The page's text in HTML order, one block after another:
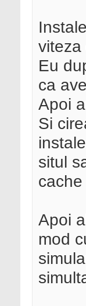
viteza
Eu
ca
Apoi
Si
situl
Apoi
mod